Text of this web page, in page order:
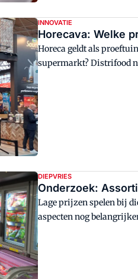
INNOVATIE
Horecava: Welke
Horeca geldt als
supermarkt?
DIEPVRIES
Onderzoek:
Lage prijzen spelen bij
aspecten nog